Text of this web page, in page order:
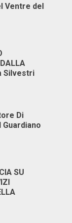
Ventre del
Silvestri
Di
Guardiano
SU